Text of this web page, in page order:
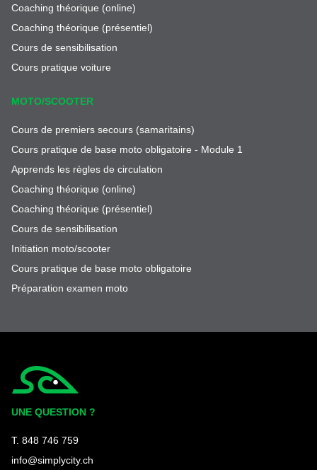
Coaching théorique (online)
Coaching théorique (présentiel)
Cours de sensibilisation
Cours pratique voiture
MOTO/SCOOTER
Cours de premiers secours (samaritains)
Cours pratique de base moto obligatoire - Module 1
Apprends les règles de circulation
Coaching théorique (online)
Coaching théorique (présentiel)
Cours de sensibilisation
Initiation moto/scooter
Cours pratique de base moto obligatoire
Préparation examen moto
UNE QUESTION ?
T. 848 746 759
info@simplycity.ch